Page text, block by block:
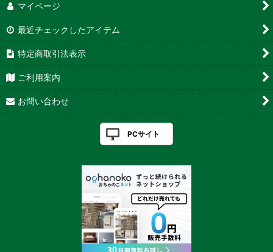
マイページ
最近チェックしたアイテム
特定商取引法表示
ご利用案内
お問い合わせ
PCサイト